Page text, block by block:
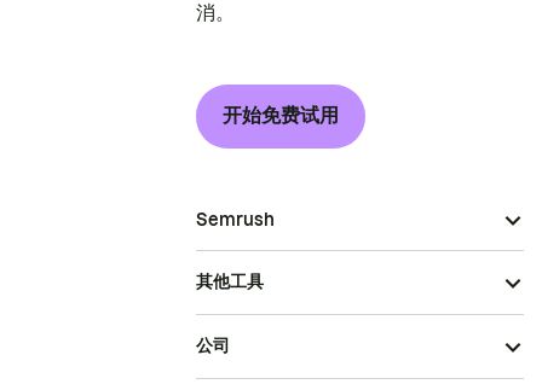
消。
开始免费试用
Semrush
其他工具
公司